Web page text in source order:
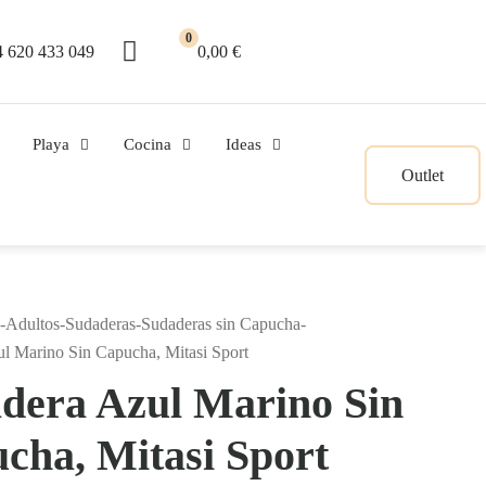
620 433 049
0
0,00 €
Playa Cocina Ideas
Outlet
-Adultos-Sudaderas-Sudaderas sin Capucha-
Marino Sin Capucha, Mitasi Sport
Azul Marino Sin
Mitasi Sport